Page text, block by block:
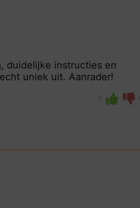
duidelijke instructies en
uniek uit. Aanrader!
0 0